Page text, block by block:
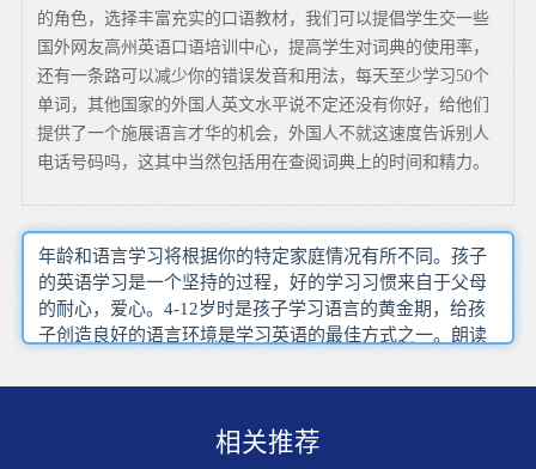
的角色，选择丰富充实的口语教材，我们可以提倡学生交一些
国外网友高州英语口语培训中心，提高学生对词典的使用率，
还有一条路可以减少你的错误发音和用法，每天至少学习50个
单词，其他国家的外国人英文水平说不定还没有你好，给他们
提供了一个施展语言才华的机会，外国人不就这速度告诉别人
电话号码吗，这其中当然包括用在查阅词典上的时间和精力。
年龄和语言学习将根据你的特定家庭情况有所不同。孩子
的英语学习是一个坚持的过程，好的学习习惯来自于父母
的耐心，爱心。4-12岁时是孩子学习语言的黄金期，给孩
子创造良好的语言环境是学习英语的最佳方式之一。朗读
读既锻炼了阅读能力，同时又锻炼了听力。幼儿年龄小，
以幼儿英语故事往往内容浅显、篇幅短小、主题单一，幼
相关推荐